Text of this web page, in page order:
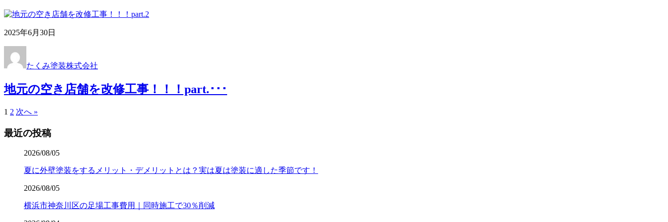
2025年6月30日
たくみ塗装株式会社
地元の空き店舗を改修工事！！！part.･･･
1 2 次へ »
最近の投稿
2026/08/05
夏に外壁塗装をするメリット・デメリットとは？実は夏は塗装に適した季節です！
2026/08/05
横浜市神奈川区の足場工事費用｜同時施工で30％削減